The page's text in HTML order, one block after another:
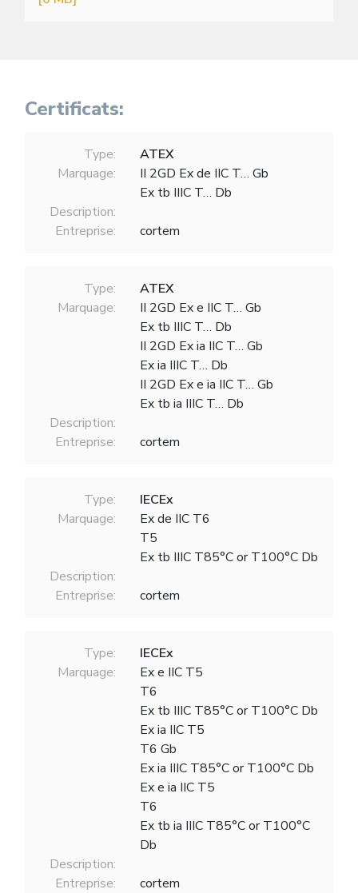
Certificats:
Type:
ATEX
Marquage:
II 2GD Ex de IIC T… Gb
Ex tb IIIC T… Db
Description:
Entreprise:
cortem
Type:
ATEX
Marquage:
II 2GD Ex e IIC T… Gb
Ex tb IIIC T… Db
II 2GD Ex ia IIC T… Gb
Ex ia IIIC T… Db
II 2GD Ex e ia IIC T… Gb
Ex tb ia IIIC T… Db
Description:
Entreprise:
cortem
Type:
IECEx
Marquage:
Ex de IIC T6
T5
Ex tb IIIC T85°C or T100°C Db
Description:
Entreprise:
cortem
Type:
IECEx
Marquage:
Ex e IIC T5
T6
Ex tb IIIC T85°C or T100°C Db
Ex ia IIC T5
T6 Gb
Ex ia IIIC T85°C or T100°C Db
Ex e ia IIC T5
T6
Ex tb ia IIIC T85°C or T100°C
Db
Description:
Entreprise:
cortem